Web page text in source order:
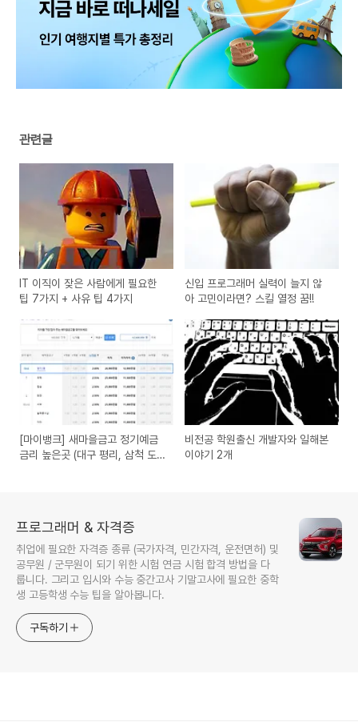
관련글
IT 이직이 잦은 사람에게 필요한
팁 7가지 + 사유 팁 4가지
신입 프로그래머 실력이 늘지 않
아 고민이라면? 스킬 열정 꿈!!
[마이뱅크] 새마을금고 정기예금
금리 높은곳 (대구 평리, 삼척 도
비전공 학원출신 개발자와 일해본
이야기 2개
프로그래머 & 자격증
취업에 필요한 자격증 종류 (국가자격, 민간자격, 운전면허) 및
공무원 / 군무원이 되기 위한 시험 연금 시험 합격 방법을 다
룹니다. 그리고 입시와 수능 중간고사 기말고사에 필요한 중학
생 고등학생 수능 팁을 알아봅니다.
구독하기